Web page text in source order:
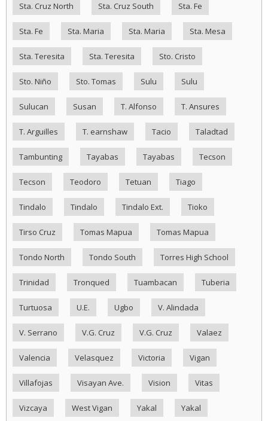
Sta. Cruz North Sta. Cruz South Sta. Fe
Sta. Fe Sta. Maria Sta. Maria Sta. Mesa
Sta. Teresita Sta. Teresita Sto. Cristo
Sto. Niño Sto. Tomas Sulu Sulu
Sulucan Susan T. Alfonso T. Ansures
T. Arguilles T. earnshaw Tacio Taladtad
Tambunting Tayabas Tayabas Tecson
Tecson Teodoro Tetuan Tiago
Tindalo Tindalo Tindalo Ext. Tioko
Tirso Cruz Tomas Mapua Tomas Mapua
Tondo North Tondo South Torres High School
Trinidad Tronqued Tuambacan Tuberia
Turtuosa U.E. Ugbo V. Alindada
V. Serrano V.G. Cruz V.G. Cruz Valaez
Valencia Velasquez Victoria Vigan
Villafojas Visayan Ave. Vision Vitas
Vizcaya West Vigan Yakal Yakal